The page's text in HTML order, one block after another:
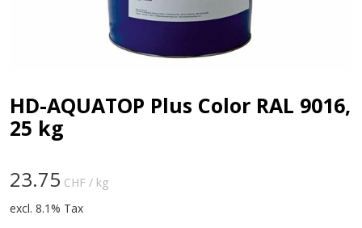
HD-AQUATOP Plus Color RAL 9016,
25 kg
23.75 CHF / kg
excl. 8.1% Tax